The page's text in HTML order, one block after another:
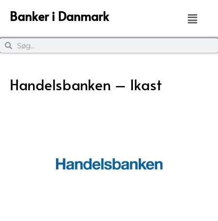
Banker i Danmark
Handelsbanken – Ikast